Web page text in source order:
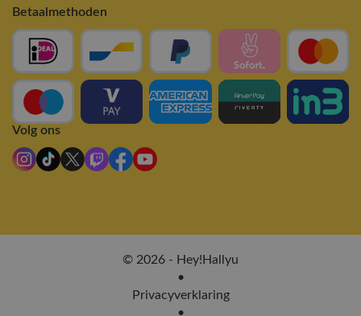
Betaalmethoden
Volg ons
© 2026 - Hey!Hallyu
•
Privacyverklaring
•